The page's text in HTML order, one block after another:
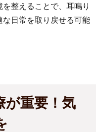
整えることで、耳鳴り
日常を取り戻せる可能
が重要！気